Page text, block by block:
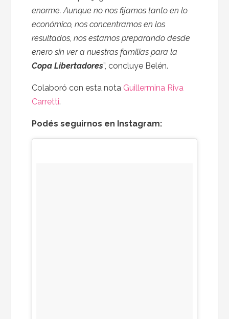
enorme. Aunque no nos fijamos tanto en lo
económico, nos concentramos en los
resultados, nos estamos preparando desde
enero sin ver a nuestras familias para la
Copa Libertadores”, concluye Belén.
Colaboró con esta nota Guillermina Riva
Carretti.
Podés seguirnos en Instagram: